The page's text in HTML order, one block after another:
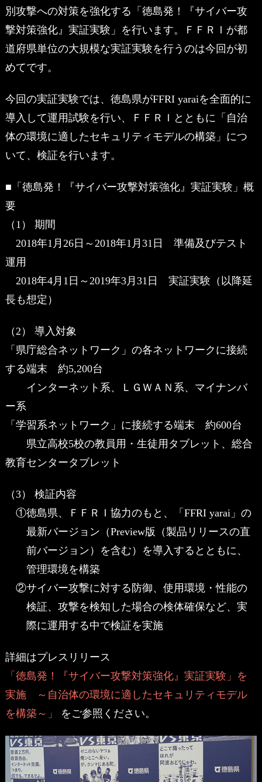
別攻撃への対策を強化する「徳島発！『サイバー攻
撃対策強化』実証実験」を行います。ＦＦＲＩが都
道府県単位の大規模な実証実験を行うのは今回が初
めてです。
今回の実証実験では、徳島県がFFRI yaraiを全面的に
導入して運用試験を行い、ＦＦＲＩとともに「自治
体の環境に適したセキュリティモデルの構築」につ
いて、検証を行います。
■「徳島発！『サイバー攻撃対策強化』実証実験」概
要
（1） 期間
2018年1月26日～2018年1月31日 準備及びテスト
運用
2018年4月1日～2019年3月31日 実証実験（以降延
長も想定）
（2） 導入対象
「県庁総合ネットワーク」の各ネットワークに接続
する端末 約5,200台
インターネット系、ＬＧＷＡＮ系、マイナンバ
ー系
「学習系ネットワーク」に接続する端末 約600台
県立高校5校の教員用・生徒用タブレット、総合
教育センタータブレット
（3） 検証内容
①徳島県、ＦＦＲＩ協力のもと、「FFRI yarai」の
最新バージョン（Preview版（製品リリースの直
前バージョン）を含む）を導入するとともに、
管理環境を構築
②サイバー攻撃に対する防御、使用環境・性能の
検証、攻撃を検知した場合の検体確保など、実
際に運用する中で検証を実施
詳細はプレスリリース
「徳島発！『サイバー攻撃対策強化』実証実験」を
実施 ～自治体の環境に適したセキュリティモデル
を構築～」
をご参照ください。